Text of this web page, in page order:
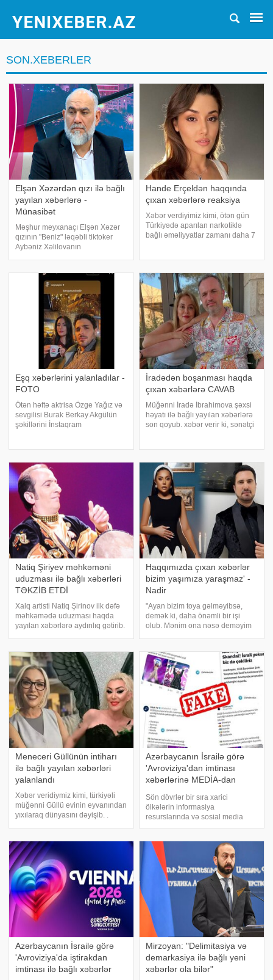
SON.XEBERLER
Elşən Xəzərdən qızı ilə bağlı
yayılan xəbərlərə -
Münasibət
Məşhur meyxanaçı Elşən Xəzər
qızının "Beniz" ləqəbli tiktoker
Aybəniz Xəlilovanın
münasibət bildirib. xəbər verir ki,
bu barədə "qafqazinfo"y
Hande Erçeldən haqqında
çıxan xəbərlərə reaksiya
Xəbər verdiyimiz kimi, ötən gün
Türkiyədə aparılan narkotiklə
bağlı əməliyyatlar zamanı daha 7
alına bilməyib. -un məlumatın
Eşq xəbərlərini yalanladılar -
FOTO
Ötən həftə aktrisa Özge Yağız və
sevgilisi Burak Berkay Akgülün
şəkillərini İnstaqram
verir ki, onların ayrılmasına səbəb
kimi Yağızı
İradədən boşanması haqda
çıxan xəbərlərə CAVAB
Müğənni İradə İbrahimova şəxsi
həyatı ilə bağlı yayılan xəbərlərə
son qoyub. xəbər verir ki, sənətçi
Bakıda bu qədə
Natiq Şiriyev məhkəməni
uduzması ilə bağlı xəbərləri
TƏKZİB ETDİ
Xalq artisti Natiq Şirinov ilk dəfə
məhkəmədə uduzması haqda
yayılan xəbərlərə aydınlıq gətirib.
verilişində məsələyə aydınlıq
gətirən xalq artist
Haqqımızda çıxan xəbərlər
bizim yaşımıza yaraşmaz' -
Nadir
"Ayan bizim toya gəlməyibsə,
demək ki, daha önəmli bir işi
olub. Mənim ona nəsə deməyim
"Qonaqcanlı" verilişində danışan
sənətçi, haqlarınd
Meneceri Güllünün intiharı
ilə bağlı yayılan xəbərləri
yalanlandı
Xəbər veridiymiz kimi, türkiyəli
müğənni Güllü evinin eyvanından
yıxılaraq dünyasını dəyişib. .
Müğənninin köməkçisi Deniz adlı
xanım verdiyi açıqlamad
Azərbaycanın İsrailə görə
'Avroviziya'dan imtinası
xəbərlərinə MEDİA-dan
Sön dövrlər bir sıra xarici
ölkələrin informasiya
resurslarında və sosial media
seqmentlərində Azərbaycana
kampaniyasının başlanması
müşahidə olunur. Yayılan
məlumatların bir qismində guya
Azərbaycanı
Azərbaycanın İsrailə görə
'Avroviziya'da iştirakdan
imtinası ilə bağlı xəbərlər
Mirzoyan: "Delimitasiya və
demarkasiya ilə bağlı yeni
xəbərlər ola bilər"